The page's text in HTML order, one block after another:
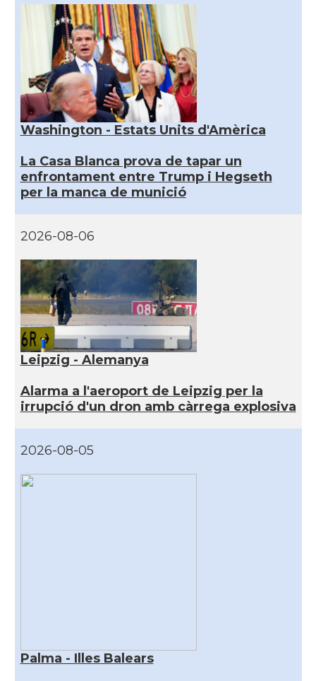
Washington - Estats Units d'Amèrica
La Casa Blanca prova de tapar un
enfrontament entre Trump i Hegseth
per la manca de munició
2026-08-06
Leipzig - Alemanya
Alarma a l'aeroport de Leipzig per la
irrupció d'un dron amb càrrega explosiva
2026-08-05
Palma - Illes Balears